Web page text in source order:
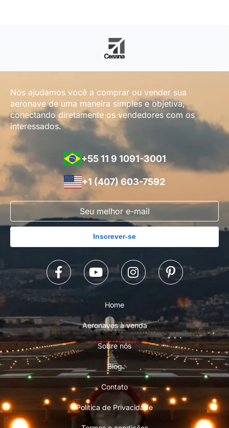
Nós ajudamos você a comprar ou vender sua
aeronave de uma maneira simples e objetiva,
conectando diretamente os vendedores com os
interessados.
+55 11 9 1091-3001
+1 (407) 603-7592
Inscrever-se
Home
Aeronaves à venda
Sobre nós
Blog
Contato
Política de Privacidade